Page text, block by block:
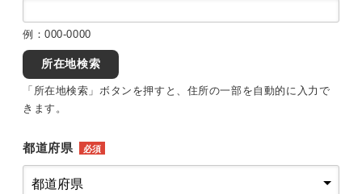
例：000-0000
所在地検索
「所在地検索」ボタンを押すと、住所の一部を自動的に入力で
きます。
都道府県 必須